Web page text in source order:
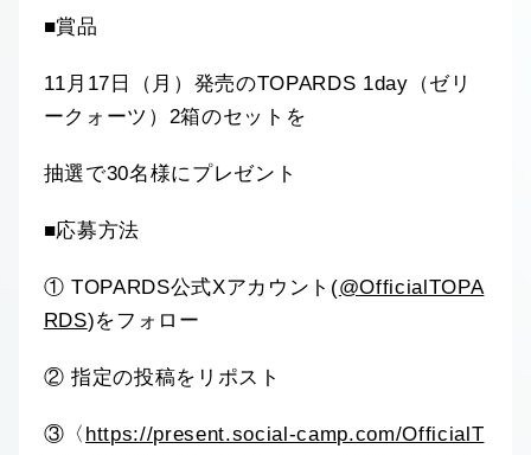
■賞品
11月17日（月）発売のTOPARDS 1day（ゼリ
ークォーツ）2箱のセットを
抽選で30名様にプレゼント
■応募方法
① TOPARDS公式Xアカウント(@OfficialTOPA
RDS)をフォロー
② 指定の投稿をリポスト
③〈 https://present.social-camp.com/OfficialT